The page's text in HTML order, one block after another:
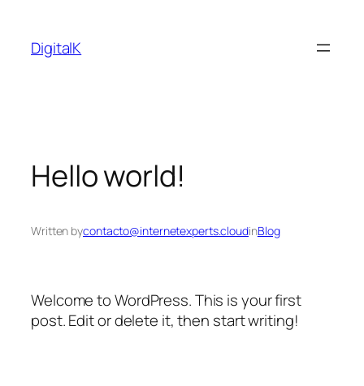
contenido
DigitalK
Hello world!
Written bycontacto@internetexperts.cloudinBlog
Welcome to WordPress. This is your first
post. Edit or delete it, then start writing!